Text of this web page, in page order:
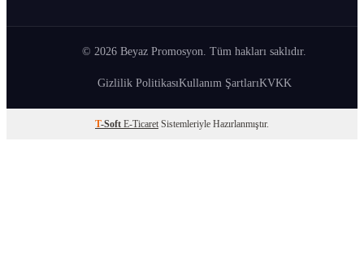
© 2026 Beyaz Promosyon. Tüm hakları saklıdır.
Gizlilik PolitikasıKullanım ŞartlarıKVKK
T-Soft E-Ticaret Sistemleriyle Hazırlanmıştır.